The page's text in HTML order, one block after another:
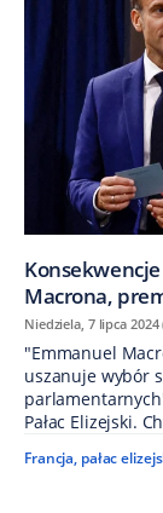
Macrona,
Niedziela, 7 lipca 2024
"Emmanuel
uszanuje wybór
Pałac Elizejski.
Francja, pałac